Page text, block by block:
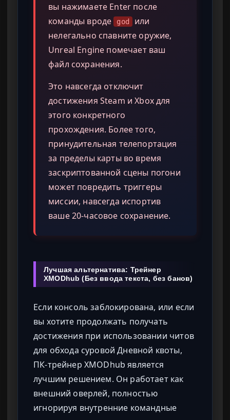
вы нажимаете Enter после
команды вроде god или
нелегально спавните оружие,
Unreal Engine помечает ваш
файл сохранения.
Это навсегда отключит
достижения Steam и Xbox для
этого конкретного
прохождения. Более того,
принудительная телепортация
за пределы карты во время
заскриптованной сцены погони
может повредить триггеры
миссии, навсегда испортив
ваше 20-часовое сохранение.
Лучшая альтернатива: Трейнер
XMODhub (Без ввода текста, без банов)
Если консоль заблокирована, или если
вы хотите продолжать получать
достижения при использовании читов
для обхода суровой Дневной квоты,
ПК-трейнер XMODhub является
лучшим решением. Он работает как
внешний оверлей, полностью
игнорируя внутренние командные